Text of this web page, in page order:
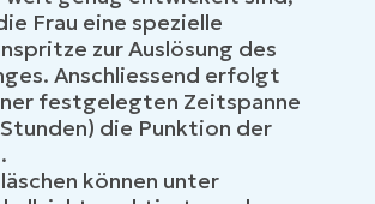
Frau eine spezielle
zur Auslösung des
Anschliessend erfolgt
festgelegten Zeitspanne
die Punktion der
können unter